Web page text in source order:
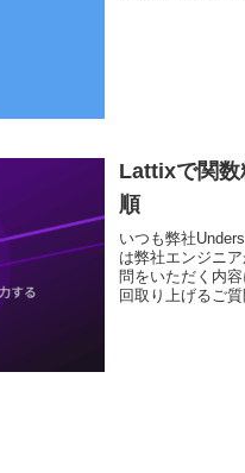
Lattixで関数
順
いつも弊社
は弊社エンジニ
問をいただく内
回取り上げるご